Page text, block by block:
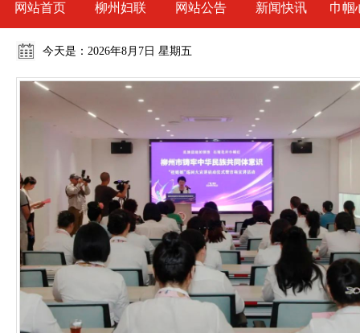
网站首页 柳州妇联 网站公告 新闻快讯 巾帼
今天是： 2026年8月7日 星期五